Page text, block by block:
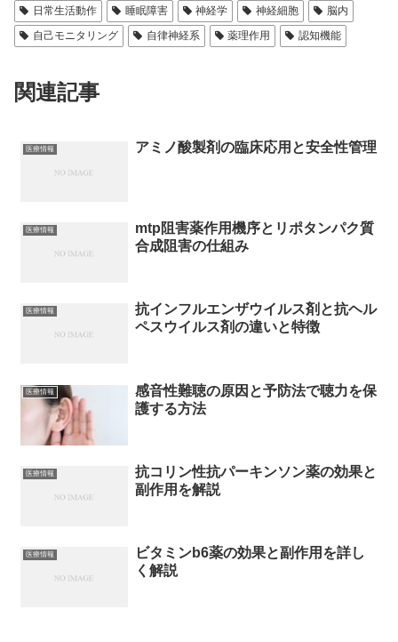
日常生活動作
睡眠障害 神経学 神経細胞
脳内
自己モニタリング
自律神経系 薬理作用 認知機能
関連記事
医療情報 アミノ酸製剤の臨床応用と安全性管理
医療情報
mtp阻害薬作用機序とリポタンパク質
合成阻害の仕組み
医療情報
抗インフルエンザウイルス剤と抗ヘル
ペスウイルス剤の違いと特徴
医療情報
感音性難聴の原因と予防法で聴力を保
護する方法
医療情報
抗コリン性抗パーキンソン薬の効果と
副作用を解説
医療情報
ビタミンb6薬の効果と副作用を詳し
く解説